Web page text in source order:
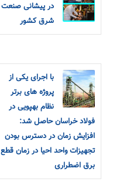
در پیشانی صنعت
شرق کشور
با اجرای یکی از
پروژه های برتر
نظام بهپویی در
فولاد خراسان حاصل شد:
افزایش زمان در دسترس بودن
تجهیزات واحد احیا در زمان قطع
برق اضطراری